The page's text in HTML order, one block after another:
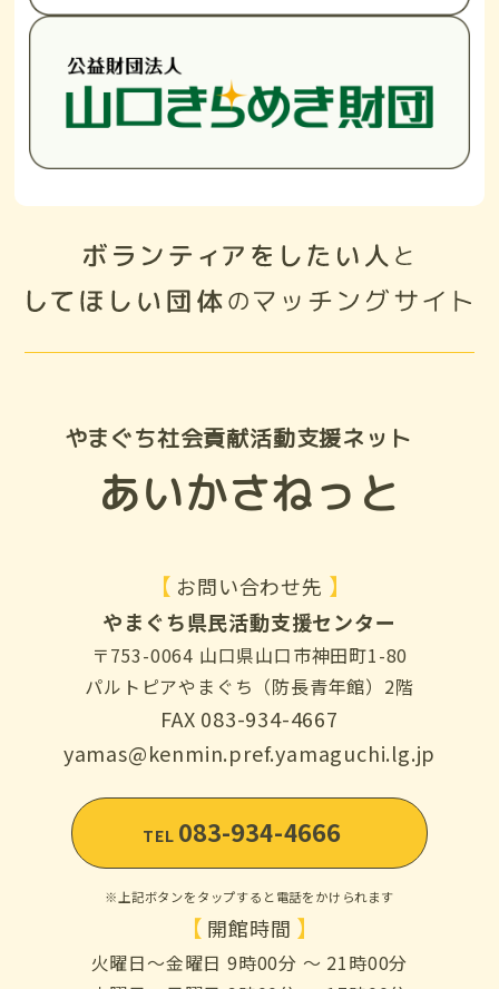
やまぐち社会貢献活動支援ネット
あいかさねっと
【 お問い合わせ先 】
やまぐち県民活動支援センター
〒753-0064 山口県山口市神田町1-80
パルトピアやまぐち（防長青年館）2階
FAX 083-934-4667
yamas@kenmin.pref.yamaguchi.lg.jp
TEL 083-934-4666
※上記ボタンをタップすると電話をかけられます
【 開館時間 】
火曜日～金曜日 9時00分 ～ 21時00分